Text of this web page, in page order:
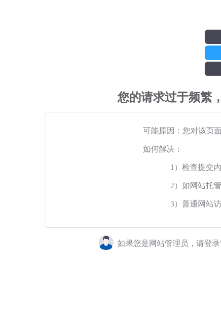
您的请求过于频繁
可能原因：您对该页
如何解决：
1）检查提交
2）如网站托
3）普通网站
如果您是网站管理员，请登